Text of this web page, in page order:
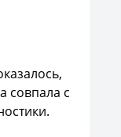
совпала с